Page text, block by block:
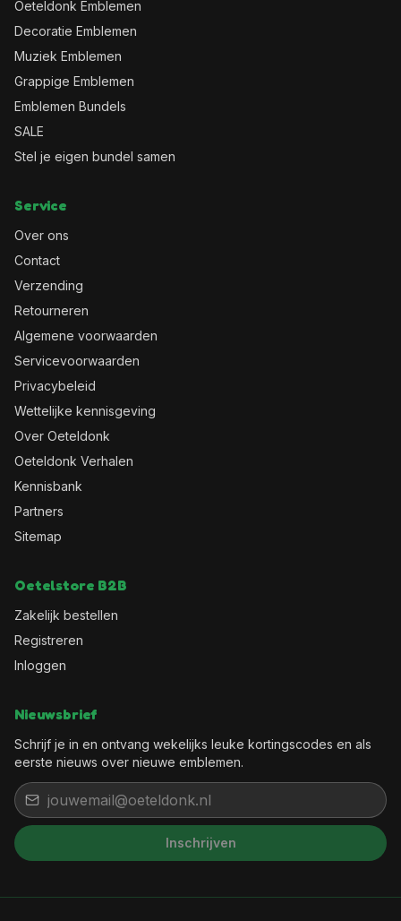
Oeteldonk Emblemen
Decoratie Emblemen
Muziek Emblemen
Grappige Emblemen
Emblemen Bundels
SALE
Stel je eigen bundel samen
Service
Over ons
Contact
Verzending
Retourneren
Algemene voorwaarden
Servicevoorwaarden
Privacybeleid
Wettelijke kennisgeving
Over Oeteldonk
Oeteldonk Verhalen
Kennisbank
Partners
Sitemap
Oetelstore B2B
Zakelijk bestellen
Registreren
Inloggen
Nieuwsbrief
Schrijf je in en ontvang wekelijks leuke kortingscodes en als
eerste nieuws over nieuwe emblemen.
Inschrijven